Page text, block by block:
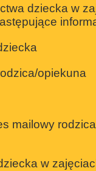
dziecka w
opiekuna
mailowy
w